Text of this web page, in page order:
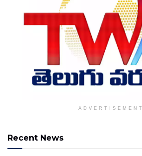
ADVERTISEMENT
Recent News